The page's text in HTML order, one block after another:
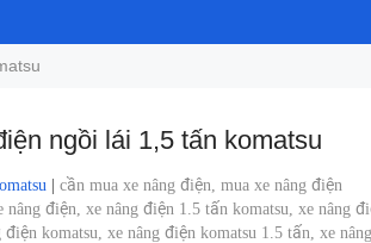
ngồi lái 1,5 tấn komatsu
cần mua xe nâng điện, mua xe nâng điện
nâng điện, xe nâng điện 1.5 tấn komatsu, xe nâng
điện komatsu, xe nâng điện komatsu 1.5 tấn, xe